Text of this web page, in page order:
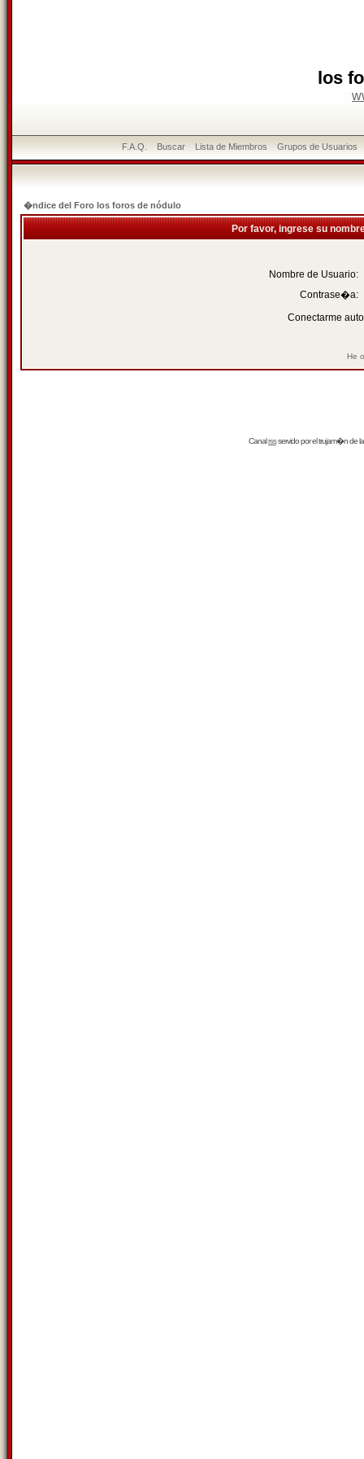
los
F.A.Q. Buscar Lista de Miembros Grupos de Usuarios
�ndice del Foro los foros de nódulo
Por favor, ingrese su
Nombre de Usuario:
Contrase�a:
Conectarme
He
Canalrssservido por eltrujam�nde